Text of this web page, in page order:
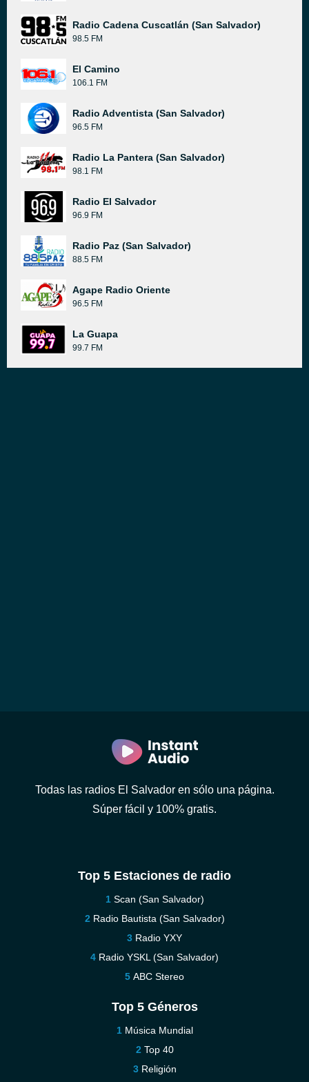
Radio Cadena Cuscatlán (San Salvador)
98.5 FM
El Camino
106.1 FM
Radio Adventista (San Salvador)
96.5 FM
Radio La Pantera (San Salvador)
98.1 FM
Radio El Salvador
96.9 FM
Radio Paz (San Salvador)
88.5 FM
Agape Radio Oriente
96.5 FM
La Guapa
99.7 FM
Todas las radios El Salvador en sólo una página.
Súper fácil y 100% gratis.
Top 5 Estaciones de radio
Scan (San Salvador)
Radio Bautista (San Salvador)
Radio YXY
Radio YSKL (San Salvador)
ABC Stereo
Top 5 Géneros
Música Mundial
Top 40
Religión